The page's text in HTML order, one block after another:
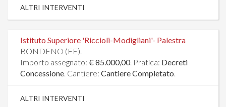
ALTRI INTERVENTI
Istituto Superiore 'Riccioli-Modigliani'- Palestra
BONDENO (FE).
Importo assegnato: € 85.000,00. Pratica: Decreti
Concessione. Cantiere: Cantiere Completato.
ALTRI INTERVENTI